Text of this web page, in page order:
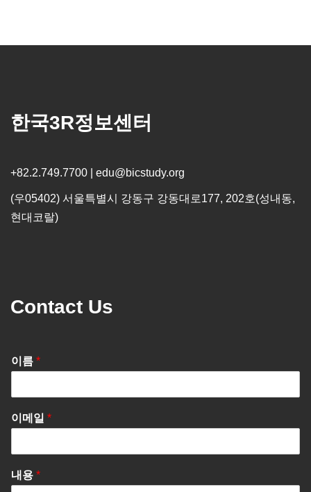
한국3R정보센터
+82.2.749.7700 | edu@bicstudy.org
(우05402) 서울특별시 강동구 강동대로177, 202호(성내동,
현대코랄)
Contact Us
이름 *
이메일 *
내용 *